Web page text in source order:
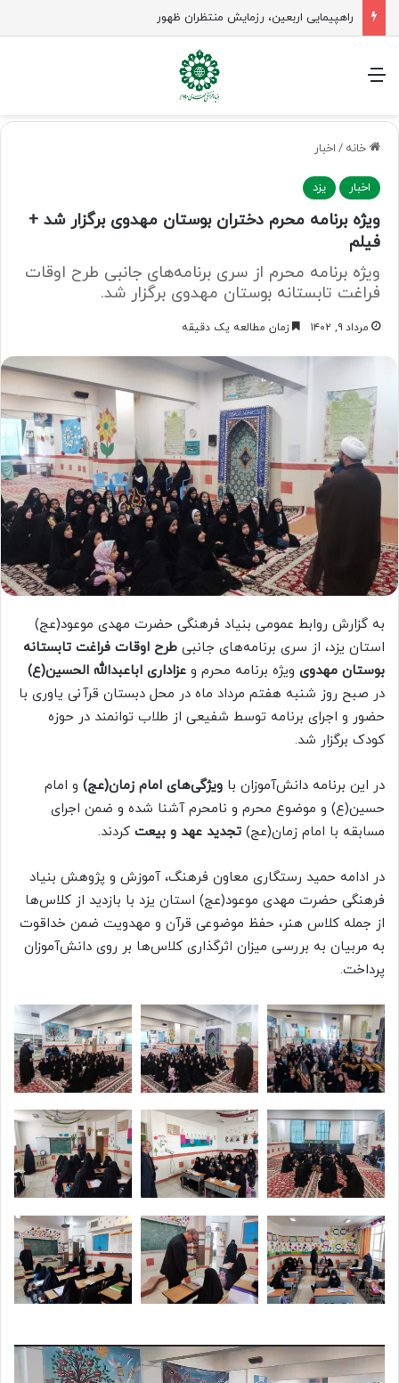
راهپیمایی اربعین، رزمایش منتظران ظهور
منو
خانه / اخبار
اخبار یزد
ویژه برنامه محرم دختران بوستان مهدوی برگزار شد +
فیلم
ویژه برنامه‌ محرم از سری برنامه‌های جانبی طرح اوقات
فراغت تابستانه بوستان مهدوی برگزار شد.
مرداد ۹, ۱۴۰۲ زمان مطالعه یک دقیقه
به گزارش روابط عمومی بنیاد فرهنگی حضرت مهدی موعود(عج)
استان یزد، از سری برنامه‌های جانبی طرح اوقات فراغت تابستانه
بوستان مهدوی ویژه برنامه محرم و عزاداری اباعبدالله الحسین(ع)
در صبح روز شنبه هفتم مرداد ماه در محل دبستان قرآنی یاوری با
حضور و اجرای برنامه توسط شفیعی از طلاب توانمند در حوزه
کودک برگزار شد.
در این برنامه دانش‌آموزان با ویژگی‌های امام زمان(عج) و امام
حسین(ع) و موضوع محرم و نامحرم آشنا شده و ضمن اجرای
مسابقه با امام زمان(عج) تجدید عهد و بیعت کردند.
در ادامه حمید رستگاری معاون فرهنگ، آموزش و پژوهش بنیاد
فرهنگی حضرت مهدی موعود(عج) استان یزد با بازدید از کلاس‌ها
از جمله کلاس هنر، حفظ موضوعی قرآن و مهدویت ضمن خداقوت
به مربیان به بررسی میزان اثرگذاری کلاس‌ها بر روی دانش‌آموزان
پرداخت.
نمایشگر
ویدیو